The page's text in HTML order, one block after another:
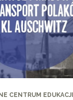
CENTRUM